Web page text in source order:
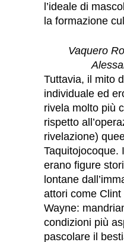
l’ideale di
la formazione
Vaquero
Tuttavia, il mito
individuale ed
rivela molto più
rispetto
rivelazione)
Taquitojocoque. I
erano figure
lontane
attori come
Wayne:
condizioni più
pascolare il